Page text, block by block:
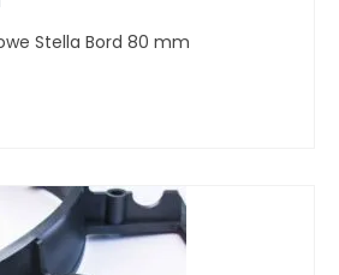
Stella Bord 80 mm